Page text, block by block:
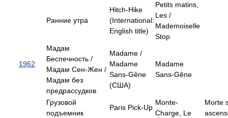
1962
Ранние утра
Hitch-Hike
(International:
English title)
Petits matins,
Les /
Mademoiselle
Stop
Мадам
Беспечность /
Мадам Сен-Жен /
Мадам без
предрассудков
Madame /
Madame
Sans-Gêne
(США)
Madame
Sans-Gêne
Грузовой
подъемник
Paris Pick-Up
Monte-
Charge, Le
Morte